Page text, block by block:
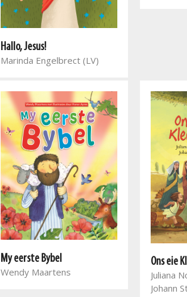
Hallo, Jesus!
Marinda Engelbrect (LV)
My eerste Bybel
Wendy Maartens
Ons eie
Juliana
Johann